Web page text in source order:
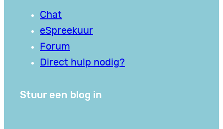
Chat
eSpreekuur
Forum
Direct hulp nodig?
Stuur een blog in